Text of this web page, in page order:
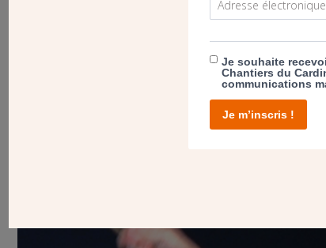
Je souhaite
Chantiers du
communications
Je m’inscris !